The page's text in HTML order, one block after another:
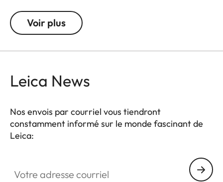
absolument impressionnantes ! Il protège votre
smartphone contre la poussière, la saleté et les
positionne précisément au niveau de l’objectif
grâce au design breveté d’auto-centrage d’être
fixé simplement et durablement à votre longue-
vue.
Voir plus
Leica News
Nos envois par courriel vous tiendront
constamment informé sur le monde fascinant de
Leica: